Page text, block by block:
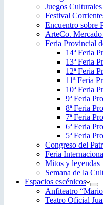
Juegos
Festival
Encuentro sobre
ArteCo.
Feria Provincial
14ª Feria
13ª Feria
12ª Feria
11ª Feria
10ª Feria
9ª Feria
8ª Feria
7ª Feria
6ª Feria
5ª Feria
Congreso del
Feria
Mitos y leyendas
Semana de la
Espacios escénicos
Anfiteatro
Teatro Oficial